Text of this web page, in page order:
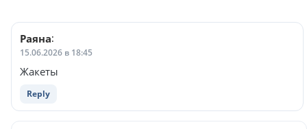
Раяна:
15.06.2026 в 18:45
Жакеты
Reply